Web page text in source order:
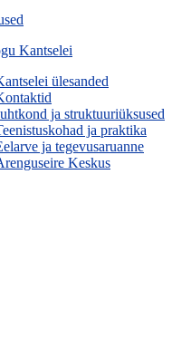
Kantselei
ülesanded
ja struktuuriüksused
ja praktika
ja tegevusaruanne
Keskus